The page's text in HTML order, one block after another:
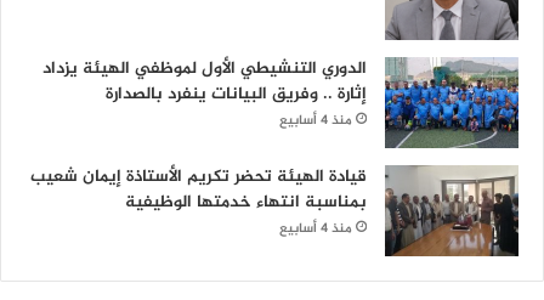
الدوري التنشيطي الأول لموظفي الهيئة يزداد
إثارة .. وفريق البيانات ينفرد بالصدارة
منذ 4 أسابيع
قيادة الهيئة تحضر تكريم الأستاذة إيمان شعيب
بمناسبة انتهاء خدمتها الوظيفية
منذ 4 أسابيع